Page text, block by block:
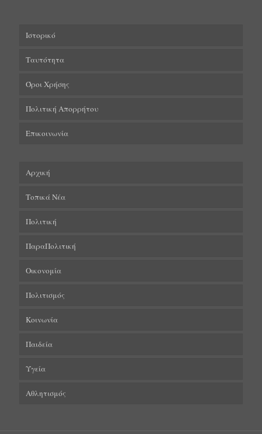
Ιστορικό
Ταυτότητα
Όροι Χρήσης
Πολιτική Απορρήτου
Επικοινωνία
Αρχική
Τοπικά Νέα
Πολιτική
ΠαραΠολιτική
Οικονομία
Πολιτισμός
Κοινωνία
Παιδεία
Υγεία
Αθλητισμός